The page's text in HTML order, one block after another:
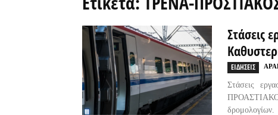
Στάσεις
ΕΙΔΗΣΕΙΣ
Στάσεις
δρομολογίων.